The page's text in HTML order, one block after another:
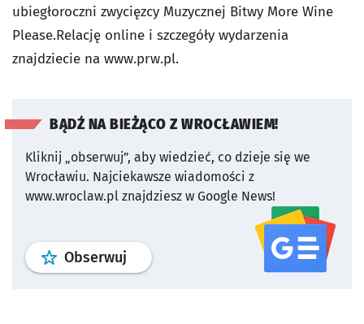
ubiegłoroczni zwycięzcy Muzycznej Bitwy More Wine
Please.Relację online i szczegóły wydarzenia
znajdziecie na www.prw.pl.
BĄDŹ NA BIEŻĄCO Z WROCŁAWIEM!
Kliknij „obserwuj”, aby wiedzieć, co dzieje się we
Wrocławiu. Najciekawsze wiadomości z
www.wroclaw.pl znajdziesz w Google News!
Obserwuj profil serwisu